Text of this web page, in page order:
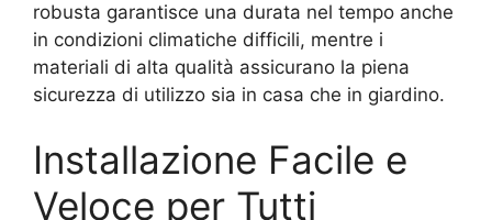
robusta garantisce una durata nel tempo anche
in condizioni climatiche difficili, mentre i
materiali di alta qualità assicurano la piena
sicurezza di utilizzo sia in casa che in giardino.
Installazione Facile e
Veloce per Tutti